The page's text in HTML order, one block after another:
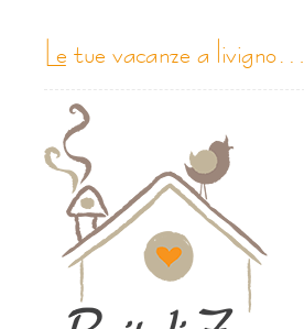
le tue vacanze a livigno…